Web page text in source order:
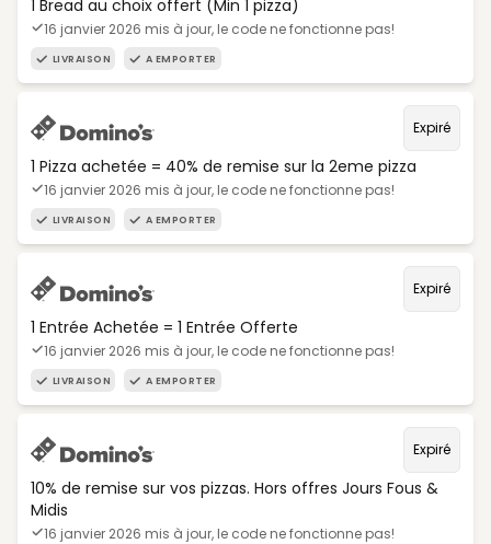
1 Bread au choix offert (Min 1 pizza)
16 janvier 2026 mis à jour, le code ne fonctionne pas!
LIVRAISON A EMPORTER
Expiré
1 Pizza achetée = 40% de remise sur la 2eme pizza
16 janvier 2026 mis à jour, le code ne fonctionne pas!
LIVRAISON A EMPORTER
Expiré
1 Entrée Achetée = 1 Entrée Offerte
16 janvier 2026 mis à jour, le code ne fonctionne pas!
LIVRAISON A EMPORTER
Expiré
10% de remise sur vos pizzas. Hors offres Jours Fous &
Midis
16 janvier 2026 mis à jour, le code ne fonctionne pas!